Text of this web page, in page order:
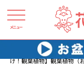
メニュー
花キューピット お花屋
け！観葉植物】観葉植物（